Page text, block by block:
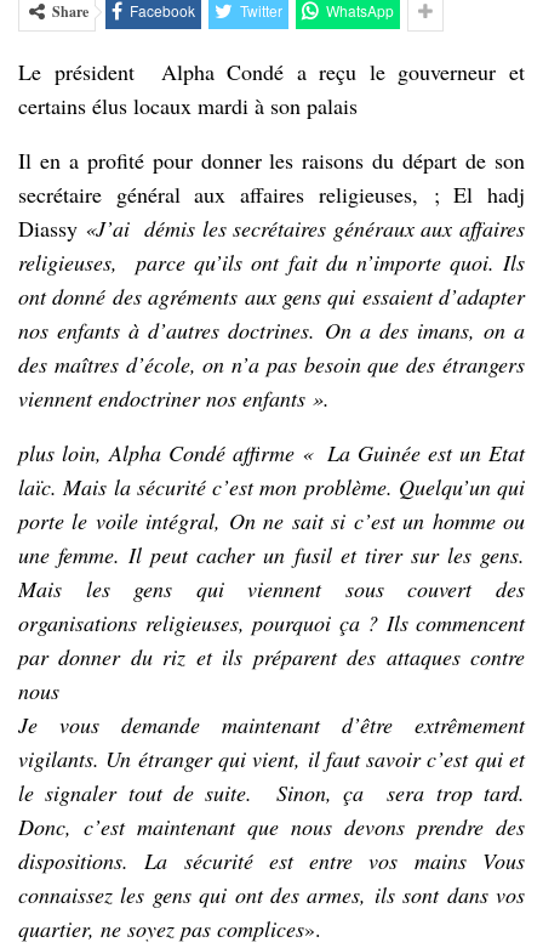
Share Facebook Twitter WhatsApp
Le président Alpha Condé a reçu le gouverneur et
certains élus locaux mardi à son palais
Il en a profité pour donner les raisons du départ de son
secrétaire général aux affaires religieuses, ; El hadj
Diassy «J’ai démis les secrétaires généraux aux affaires
religieuses, parce qu’ils ont fait du n’importe quoi. Ils
ont donné des agréments aux gens qui essaient d’adapter
nos enfants à d’autres doctrines. On a des imans, on a
des maîtres d’école, on n’a pas besoin que des étrangers
viennent endoctriner nos enfants ».
plus loin, Alpha Condé affirme « La Guinée est un Etat
laïc. Mais la sécurité c’est mon problème. Quelqu’un qui
porte le voile intégral, On ne sait si c’est un homme ou
une femme. Il peut cacher un fusil et tirer sur les gens.
Mais les gens qui viennent sous couvert des
organisations religieuses, pourquoi ça ? Ils commencent
par donner du riz et ils préparent des attaques contre
nous
Je vous demande maintenant d’être extrêmement
vigilants. Un étranger qui vient, il faut savoir c’est qui et
le signaler tout de suite. Sinon, ça sera trop tard.
Donc, c’est maintenant que nous devons prendre des
dispositions. La sécurité est entre vos mains Vous
connaissez les gens qui ont des armes, ils sont dans vos
quartier, ne soyez pas complices».